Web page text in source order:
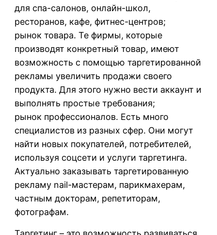
для спа-салонов, онлайн-школ,
ресторанов, кафе, фитнес-центров;
рынок товара. Те фирмы, которые
производят конкретный товар, имеют
возможность с помощью таргетированной
рекламы увеличить продажи своего
продукта. Для этого нужно вести аккаунт и
выполнять простые требования;
рынок профессионалов. Есть много
специалистов из разных сфер. Они могут
найти новых покупателей, потребителей,
используя соцсети и услуги таргетинга.
Актуально заказывать таргетированную
рекламу nail-мастерам, парикмахерам,
частным докторам, репетиторам,
фотографам.